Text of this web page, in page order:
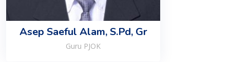
Asep Saeful Alam, S.Pd, Gr
Guru PJOK